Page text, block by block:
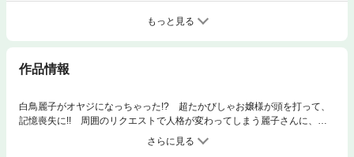
もっと見る
作品情報
白鳥麗子がオヤジになっちゃった!? 超たかびしゃお嬢様が頭を打って、
記憶喪失に!! 周囲のリクエストで人格が変わってしまう麗子さんに、面
白がる仲間たち。でも、結局はオヤジキャラに落ち着いて、大騒動に発展
してしまい……。薔薇を背負って、仁王立ちの麗子さんは、果たして戻っ